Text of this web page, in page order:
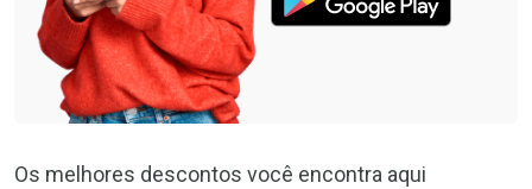
Os melhores descontos você encontra aqui